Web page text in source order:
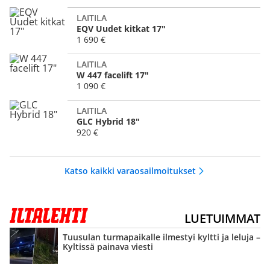
LAITILA
EQV Uudet kitkat 17"
1 690 €
LAITILA
W 447 facelift 17"
1 090 €
LAITILA
GLC Hybrid 18"
920 €
Katso kaikki varaosailmoitukset
LUETUIMMAT
Tuusulan turmapaikalle ilmestyi kyltti ja leluja –
Kyltissä painava viesti